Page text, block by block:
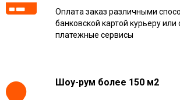
Оплата заказ различными
банковской картой курьеру или
платежные сервисы
Шоу-рум более 150 м2